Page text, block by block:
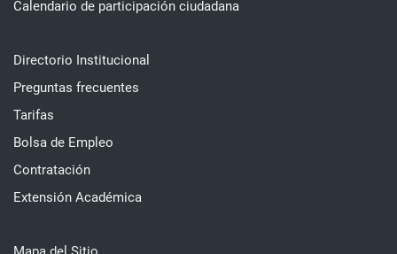
Calendario de participación ciudadana
Directorio Institucional
Preguntas frecuentes
Tarifas
Bolsa de Empleo
Contratación
Extensión Académica